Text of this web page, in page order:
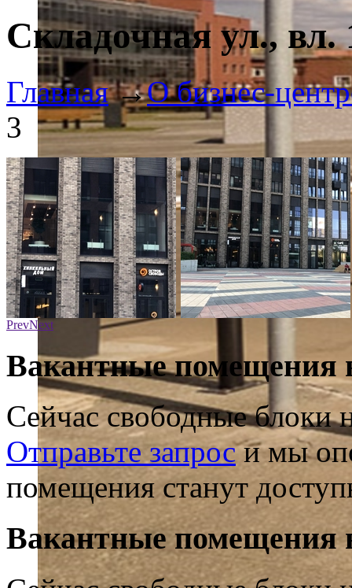
Складочная ул., вл.
Главная →О бизнес-
3
PrevNext
Вакантные помещения
Сейчас свободные блоки
Отправьте запроси мы
помещения станут
Вакантные помещения